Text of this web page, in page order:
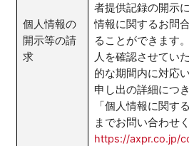
個人情報の
開示等の請
求
者提供記録の開示
情報に関するお問
ることができます
人を確認させてい
的な期間内に対応
申し出の詳細につ
「個人情報に関す
までお問い合わせ
https://axpr.co.jp/